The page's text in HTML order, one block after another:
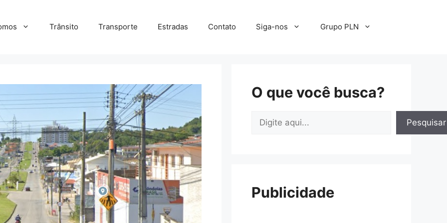
Trânsito Transporte Estradas Contato Siga-nos Grupo PLN
O que você busca?
Pesquisar
Publicidade